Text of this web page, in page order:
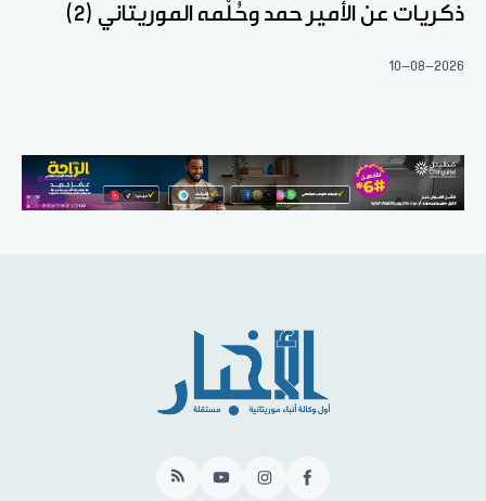
ذكريات عن الأمير حمد وحُلْمه الموريتاني (2)
10-08-2026
Facebook
Instagram
YouTube
RSS